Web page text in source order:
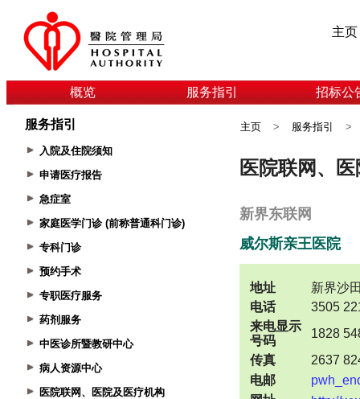
主页
概览 服务指引 招标公
服务指引
入院及住院须知
申请医疗报告
急症室
家庭医学门诊 (前称普通科门诊)
专科门诊
预约手术
专职医疗服务
药剂服务
中医诊所暨教研中心
病人资源中心
医院联网、医院及医疗机构
主页 > 服务指引 >